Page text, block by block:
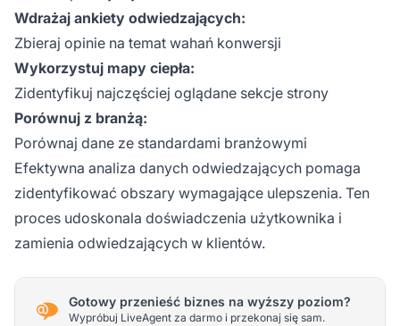
Wdrażaj ankiety odwiedzających:
Zbieraj opinie na temat wahań konwersji
Wykorzystuj mapy ciepła:
Zidentyfikuj najczęściej oglądane sekcje strony
Porównuj z branżą:
Porównaj dane ze standardami branżowymi
Efektywna analiza danych odwiedzających pomaga
zidentyfikować obszary wymagające ulepszenia. Ten
proces udoskonala doświadczenia użytkownika i
zamienia odwiedzających w klientów.
Gotowy przenieść biznes na wyższy poziom?
Wypróbuj LiveAgent za darmo i przekonaj się sam.